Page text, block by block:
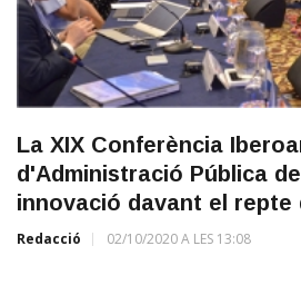
La XIX Conferència
d'Administració Pública
innovació davant el repte
Redacció 02/10/2020 A LES 13:08